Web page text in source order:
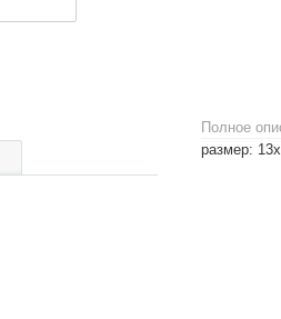
Полное
размер: